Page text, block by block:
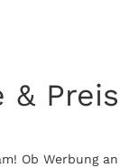
&
Ob Werbung